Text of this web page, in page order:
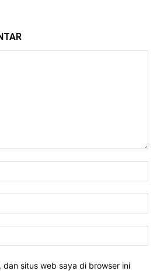
dan situs web saya di browser ini